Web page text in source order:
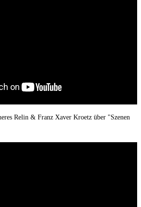
Relin & Franz Xaver Kroetz über "Szenen